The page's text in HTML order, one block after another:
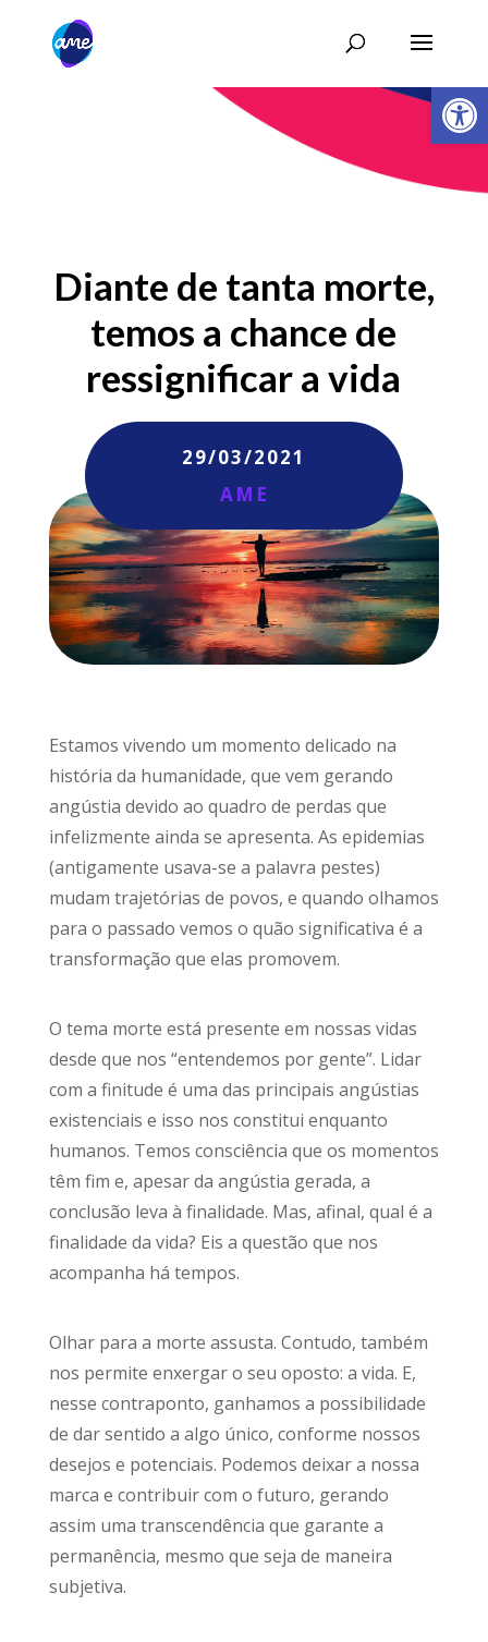
Abrir
Diante de tanta morte,
temos a chance de
ressignificar a vida
29/03/2021
AME
Estamos vivendo um momento delicado na
história da humanidade, que vem gerando
angústia devido ao quadro de perdas que
infelizmente ainda se apresenta. As epidemias
(antigamente usava-se a palavra pestes)
mudam trajetórias de povos, e quando olhamos
para o passado vemos o quão significativa é a
transformação que elas promovem.
O tema morte está presente em nossas vidas
desde que nos “entendemos por gente”. Lidar
com a finitude é uma das principais angústias
existenciais e isso nos constitui enquanto
humanos. Temos consciência que os momentos
têm fim e, apesar da angústia gerada, a
conclusão leva à finalidade. Mas, afinal, qual é a
finalidade da vida? Eis a questão que nos
acompanha há tempos.
Olhar para a morte assusta. Contudo, também
nos permite enxergar o seu oposto: a vida. E,
nesse contraponto, ganhamos a possibilidade
de dar sentido a algo único, conforme nossos
desejos e potenciais. Podemos deixar a nossa
marca e contribuir com o futuro, gerando
assim uma transcendência que garante a
permanência, mesmo que seja de maneira
subjetiva.